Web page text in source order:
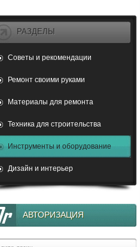
РАЗДЕЛЫ
Советы и рекомендации
Ремонт своими руками
Материалы для ремонта
Техника для строительства
Инструменты и оборудование
Дизайн и интерьер
АВТОРИЗАЦИЯ